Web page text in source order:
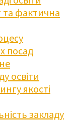
та фактична
посад
освіти
якості
закладу